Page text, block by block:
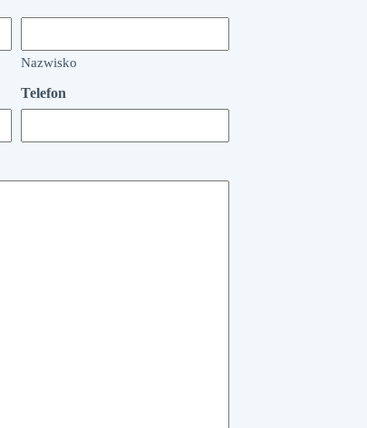
Nazwisko
Telefon